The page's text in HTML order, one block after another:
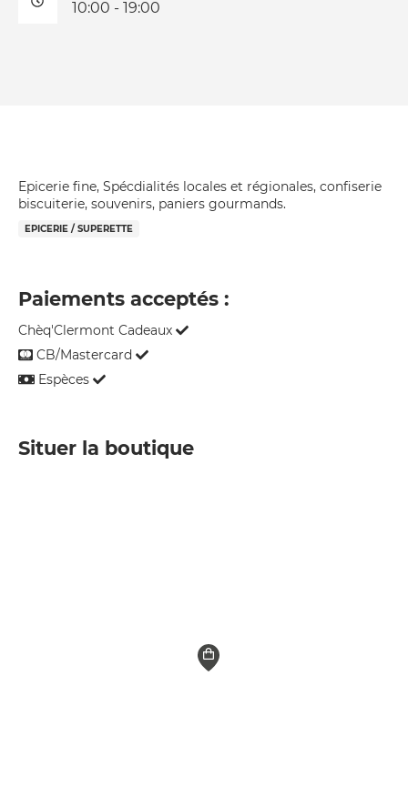
10:00 - 19:00
Epicerie fine, Spécdialités locales et régionales, confiserie
biscuiterie, souvenirs, paniers gourmands.
EPICERIE / SUPERETTE
Paiements acceptés :
Chèq'Clermont Cadeaux
CB/Mastercard
Espèces
Situer la boutique